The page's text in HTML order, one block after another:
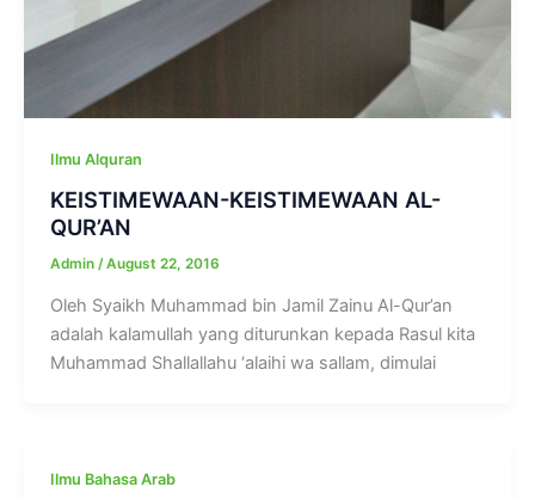
Ilmu Alquran
KEISTIMEWAAN-KEISTIMEWAAN AL-
QUR’AN
Admin /August 22, 2016
Oleh Syaikh Muhammad bin Jamil Zainu Al-Qur’an
adalah kalamullah yang diturunkan kepada Rasul kita
Muhammad Shallallahu ‘alaihi wa sallam, dimulai
Ilmu Bahasa Arab